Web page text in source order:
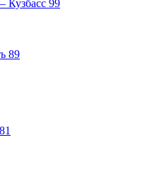
Кузбасс 99
89
81